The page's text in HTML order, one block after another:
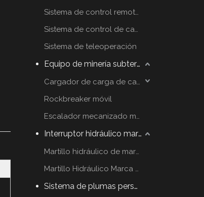
Sistema de control remoto por radio
Sistema de control de cabina
Sistema de teleoperación
Equipo de minería subterráneo
Cargador de carga de carga
Rockbreaker móvil
Escalador mecanizado móvil
Interruptor hidráulico martillo
Martillo hidráulico de marca YZH
Martillo Hidráulico Marca Rammer
Sistema de plumas personalizadas